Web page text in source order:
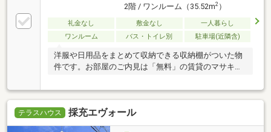
2階 / ワンルーム（35.52m2）
礼金なし 敷金なし
一人暮らし
ワンルーム
バス・トイレ別 駐車場(近隣含)
洋服や日用品をまとめて収納できる収納棚がついた物
件です。お部屋のご内見は「無料」の賃貸のマサキ
テラスハウス 採充エヴォール